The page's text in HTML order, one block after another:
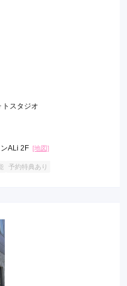
トスタジオ
ALi 2F [地図]
予約特典あり